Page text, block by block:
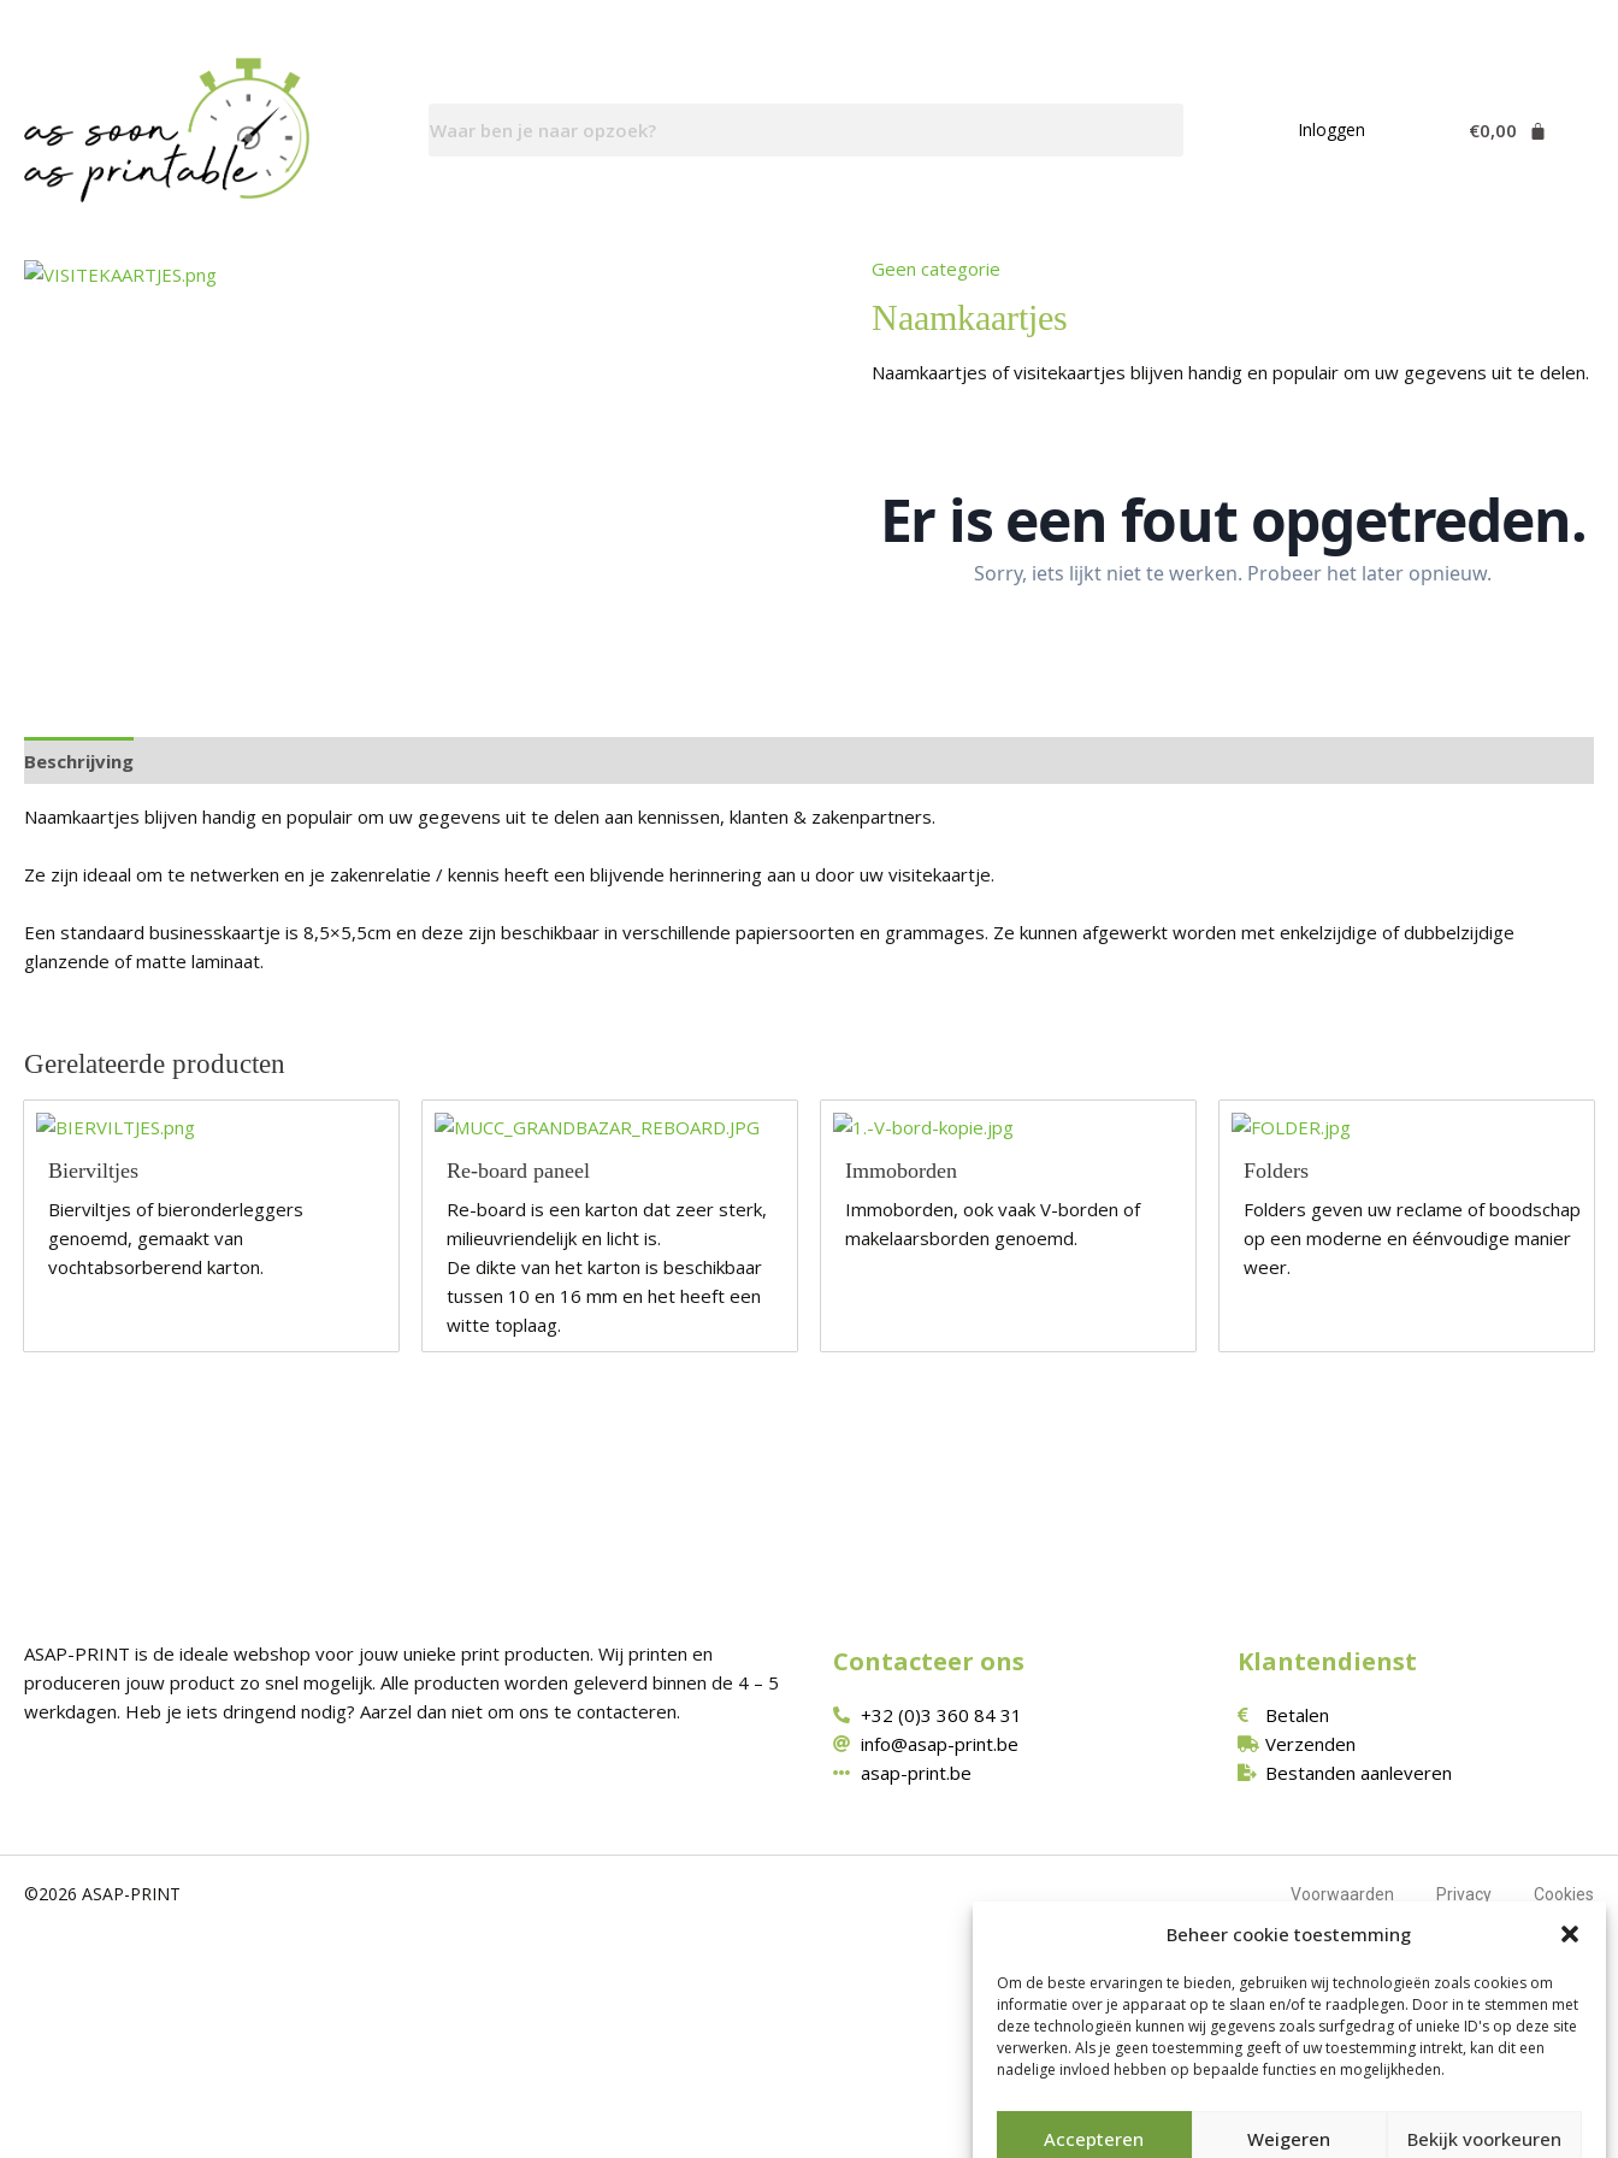
Beheer cookie toestemming
Om de beste ervaringen te bieden, gebruiken wij technologieën zoals cookies om
informatie over je apparaat op te slaan en/of te raadplegen. Door in te stemmen met
deze technologieën kunnen wij gegevens zoals surfgedrag of unieke ID's op deze site
verwerken. Als je geen toestemming geeft of uw toestemming intrekt, kan dit een
nadelige invloed hebben op bepaalde functies en mogelijkheden.
Accepteren Weigeren Bekijk voorkeuren
Inloggen €0,00
Geen categorie
Naamkaartjes
Naamkaartjes of visitekaartjes blijven handig en populair om uw gegevens uit te delen.
Beschrijving
Naamkaartjes blijven handig en populair om uw gegevens uit te delen aan kennissen, klanten & zakenpartners.
Ze zijn ideaal om te netwerken en je zakenrelatie / kennis heeft een blijvende herinnering aan u door uw visitekaartje.
Een standaard businesskaartje is 8,5×5,5cm en deze zijn beschikbaar in verschillende papiersoorten en grammages. Ze kunnen afgewerkt worden met enkelzijdige of dubbelzijdige
glanzende of matte laminaat.
Gerelateerde producten
Bierviltjes
Bierviltjes of bieronderleggers
genoemd, gemaakt van
vochtabsorberend karton.
Re-board paneel
Re-board is een karton dat zeer sterk,
milieuvriendelijk en licht is.
De dikte van het karton is beschikbaar
tussen 10 en 16 mm en het heeft een
witte toplaag.
Immoborden
Immoborden, ook vaak V-borden of
makelaarsborden genoemd.
Folders
Folders geven uw reclame of boodschap
op een moderne en éénvoudige manier
weer.
ASAP-PRINT is de ideale webshop voor jouw unieke print producten. Wij printen en
produceren jouw product zo snel mogelijk. Alle producten worden geleverd binnen de 4 – 5
werkdagen. Heb je iets dringend nodig? Aarzel dan niet om ons te contacteren.
Contacteer ons
+32 (0)3 360 84 31
info@asap-print.be
asap-print.be
Klantendienst
Betalen
Verzenden
Bestanden aanleveren
©2026 ASAP-PRINT Voorwaarden Privacy Cookies